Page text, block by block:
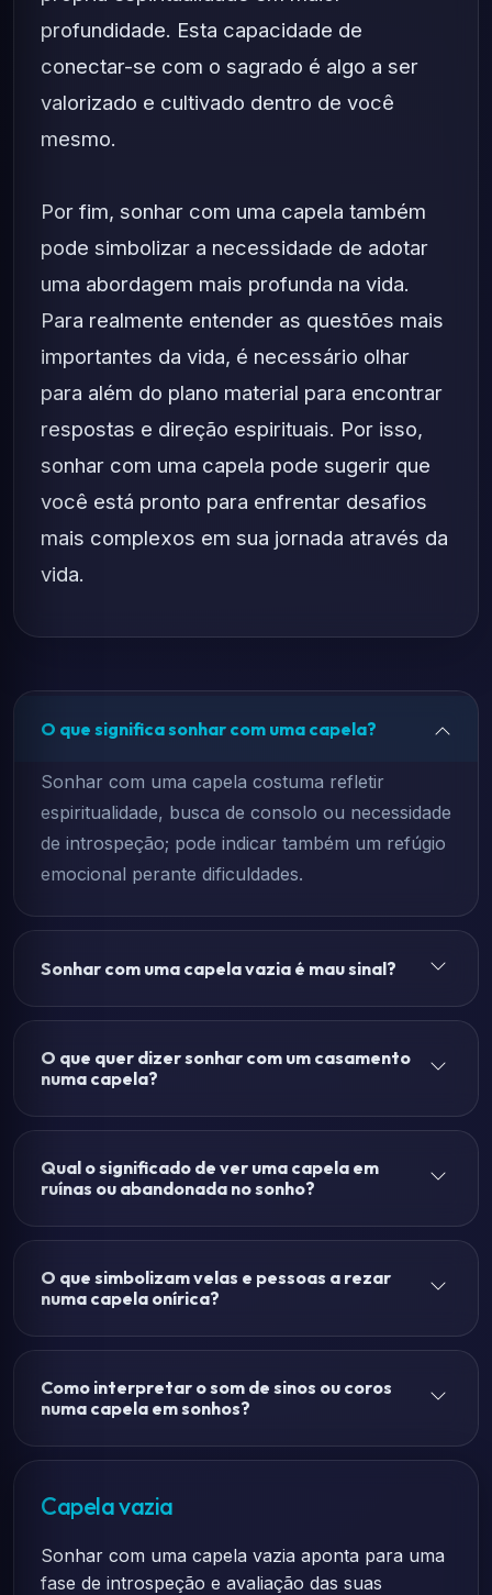
profundidade. Esta capacidade de
conectar-se com o sagrado é algo a ser
valorizado e cultivado dentro de você
mesmo.
Por fim, sonhar com uma capela também
pode simbolizar a necessidade de adotar
uma abordagem mais profunda na vida.
Para realmente entender as questões mais
importantes da vida, é necessário olhar
para além do plano material para encontrar
respostas e direção espirituais. Por isso,
sonhar com uma capela pode sugerir que
você está pronto para enfrentar desafios
mais complexos em sua jornada através da
vida.
O que significa sonhar com uma capela?
Sonhar com uma capela costuma refletir
espiritualidade, busca de consolo ou necessidade
de introspeção; pode indicar também um refúgio
emocional perante dificuldades.
Sonhar com uma capela vazia é mau sinal?
O que quer dizer sonhar com um casamento
numa capela?
Qual o significado de ver uma capela em
ruínas ou abandonada no sonho?
O que simbolizam velas e pessoas a rezar
numa capela onírica?
Como interpretar o som de sinos ou coros
numa capela em sonhos?
Capela vazia
Sonhar com uma capela vazia aponta para uma
fase de introspeção e avaliação das suas